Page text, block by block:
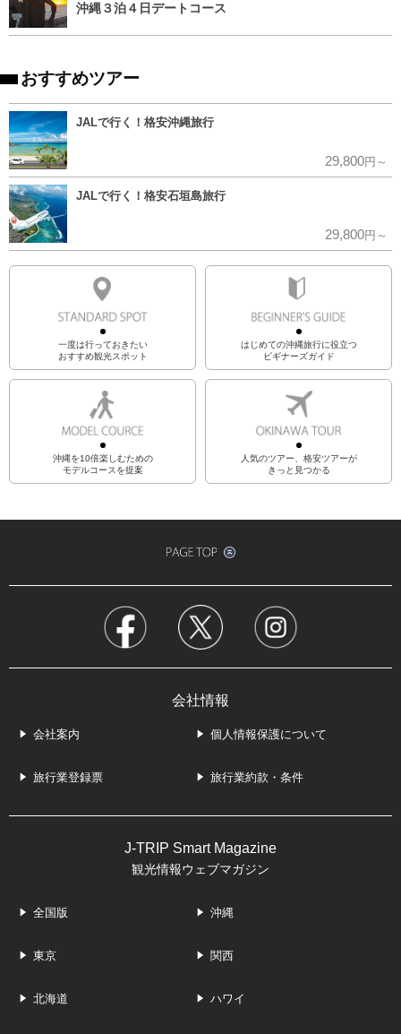
沖縄３泊４日デートコース
おすすめツアー
JALで行く！格安沖縄旅行
29,800円～
JALで行く！格安石垣島旅行
29,800円～
一度は行っておきたい
おすすめ観光スポット
はじめての沖縄旅行に役立つ
ビギナーズガイド
沖縄を10倍楽しむための
モデルコースを提案
人気のツアー、格安ツアーが
きっと見つかる
会社情報
会社案内 個人情報保護について
旅行業登録票 旅行業約款・条件
J-TRIP Smart Magazine
観光情報ウェブマガジン
全国版 沖縄
東京 関西
北海道 ハワイ